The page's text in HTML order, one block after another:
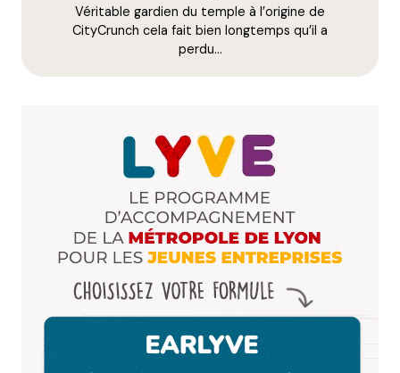
E-mail*
Enregistrer mon nom, mon e-mail et mon site dans le
Et bim !
Véritable gardien du temple à l’origine de
CityCrunch cela fait bien longtemps qu’il a
perdu…